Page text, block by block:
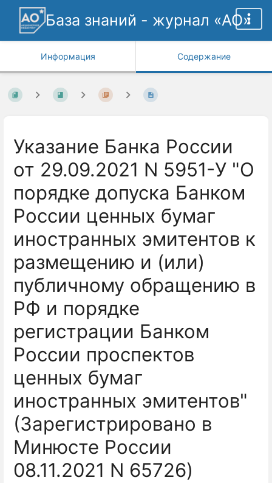
База знаний - журнал «АО»
Информация Содержание
Указание Банка России
от 29.09.2021 N 5951-У "О
порядке допуска Банком
России ценных бумаг
иностранных эмитентов к
размещению и (или)
публичному обращению в
РФ и порядке
регистрации Банком
России проспектов
ценных бумаг
иностранных эмитентов"
(Зарегистрировано в
Минюсте России
08.11.2021 N 65726)